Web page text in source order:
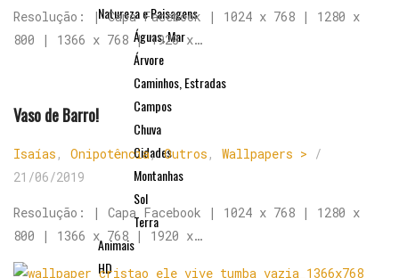
Natureza e Paisagens
Águas, Mar
Árvore
Caminhos, Estradas
Campos
Chuva
Cidades
Montanhas
Sol
Terra
Animais
HD
Resolução: | Capa Facebook | 1024 x 768 | 1280 x
800 | 1366 x 768 | 1920 x…
Vaso de Barro!
Isaías , Onipotência,Outros , Wallpapers > /
21/06/2019
Resolução: | Capa Facebook | 1024 x 768 | 1280 x
800 | 1366 x 768 | 1920 x…